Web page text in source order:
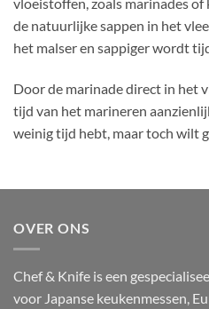
vloeistoffen, zoals marinades
de natuurlijke sappen in het
het malser en sappiger wordt
Door de marinade direct in het
tijd van het marineren
weinig tijd hebt, maar toch wilt
OVER ONS
Chef & Knife is een
voor Japanse keukenmessen,